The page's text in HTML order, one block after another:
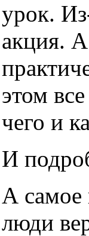
урок.
акция.
этом
чего и
И
А самое
люди